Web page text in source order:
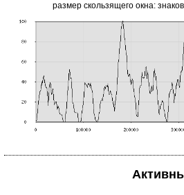
размер скользящего окна: